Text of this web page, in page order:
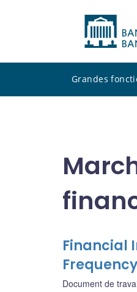
Grandes
Financial
Document de